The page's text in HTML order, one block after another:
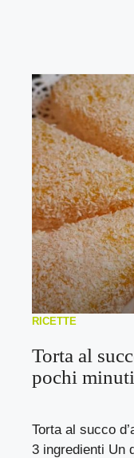
RICETTE
Torta al
pochi
Torta al succo
3 ingredienti Un